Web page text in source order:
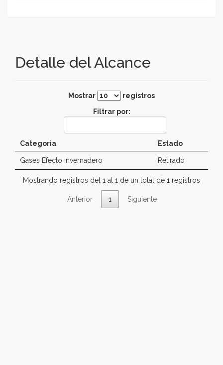
Detalle del Alcance
Mostrar
registros
Filtrar por:
Categoria Estado
Gases Efecto Invernadero Retirado
Mostrando registros del 1 al 1 de un total de 1 registros
Anterior 1 Siguiente